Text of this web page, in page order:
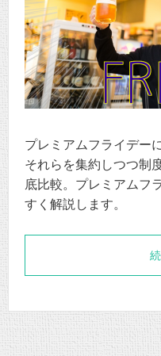
プレミアムフライデー
それらを集約しつつ制
底比較。プレミアムフ
すく解説します。